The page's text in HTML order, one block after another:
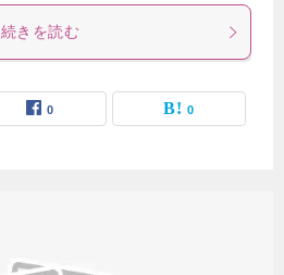
続きを読む
0 0